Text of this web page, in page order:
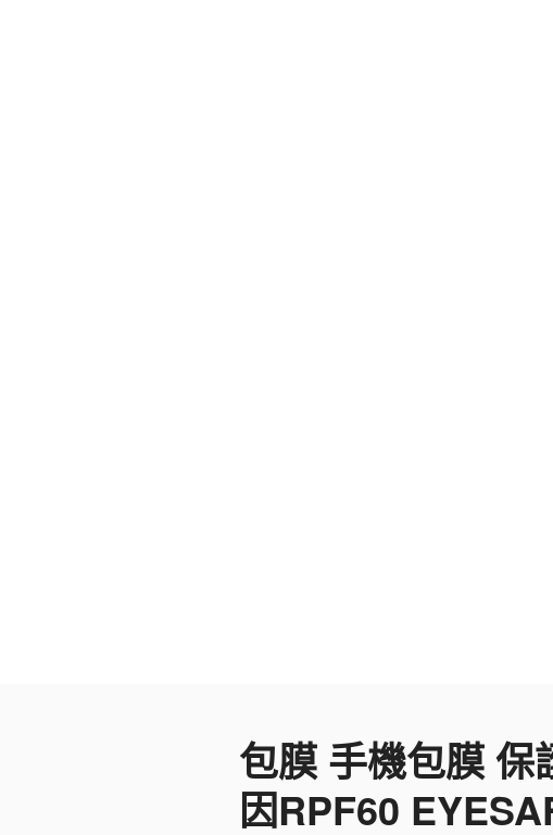
包膜 手機包膜 保
因RPF60